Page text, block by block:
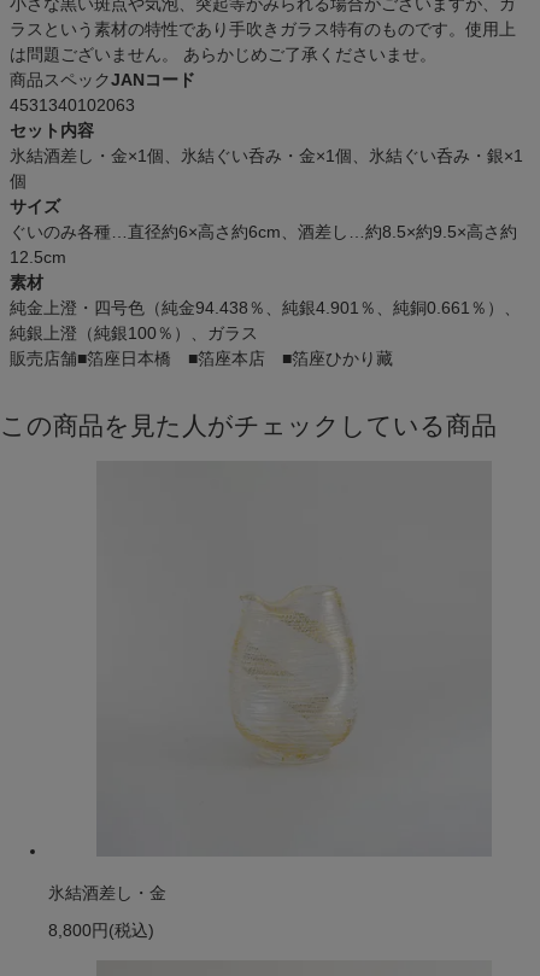
ラスという素材の特性であり手吹きガラス特有のものです。使用上
は問題ございません。 あらかじめご了承くださいませ。
商品スペックJANコード
4531340102063
セット内容
氷結酒差し・金×1個、氷結ぐい呑み・金×1個、氷結ぐい呑み・銀×1
個
サイズ
ぐいのみ各種…直径約6×高さ約6cm、酒差し…約8.5×約9.5×高さ約
12.5cm
素材
純金上澄・四号色（純金94.438％、純銀4.901％、純銅0.661％）、
純銀上澄（純銀100％）、ガラス
販売店舗■箔座日本橋 ■箔座本店 ■箔座ひかり藏
この商品を見た人がチェックしている商品
氷結酒差し・金
8,800円 (税込)